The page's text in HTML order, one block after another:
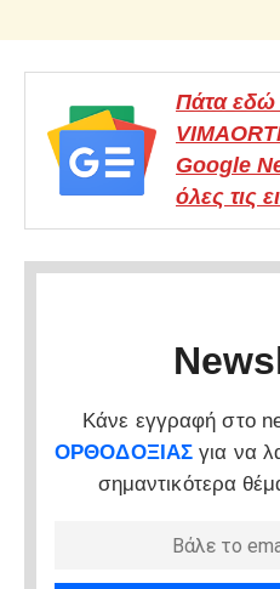
Πάτα εδώ
Google
όλες τις
Κάνε εγγραφή στο
ΟΡΘΟΔΟΞΙΑΣ για να
σημαντικότερα